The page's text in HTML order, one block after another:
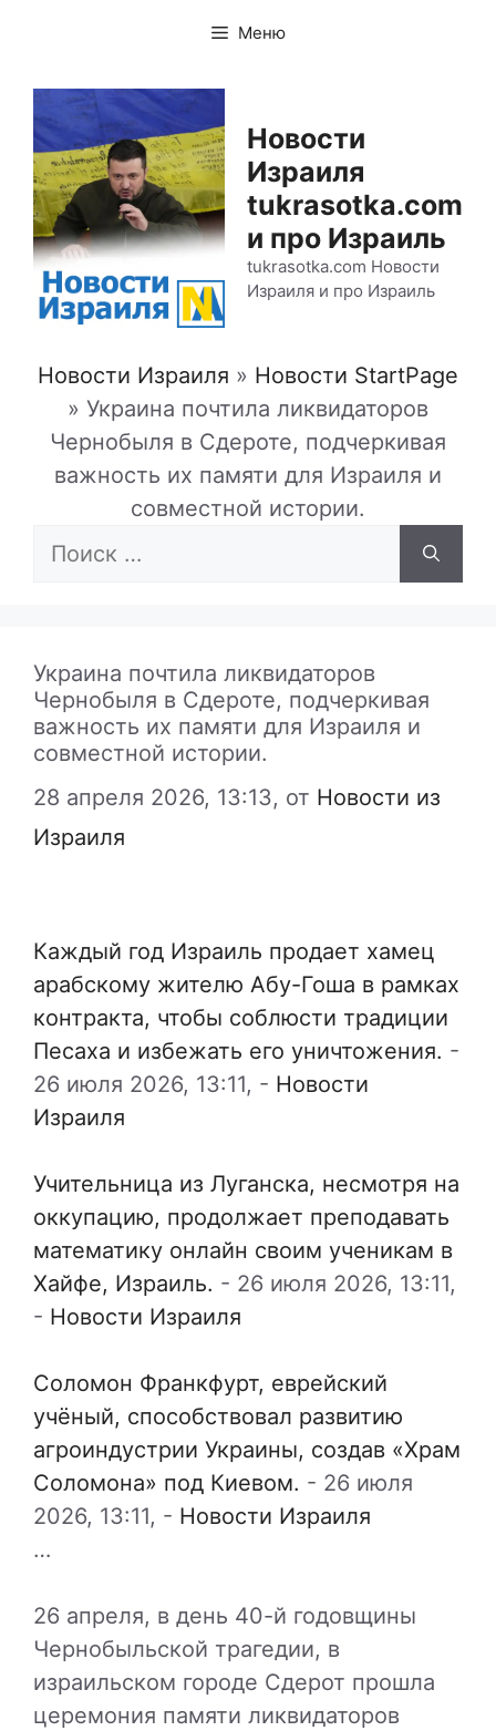
содержимому
Меню
Новости
Израиля
tukrasotka.com
и про Израиль
tukrasotka.com Новости
Израиля и про Израиль
Новости Израиля » Новости StartPage
» Украина почтила ликвидаторов
Чернобыля в Сдероте, подчеркивая
важность их памяти для Израиля и
совместной истории.
Поиск:
Украина почтила ликвидаторов
Чернобыля в Сдероте, подчеркивая
важность их памяти для Израиля и
совместной истории.
28 апреля 2026, 13:13, от Новости из
Израиля
Каждый год Израиль продает хамец
арабскому жителю Абу-Гоша в рамках
контракта, чтобы соблюсти традиции
Песаха и избежать его уничтожения. -
26 июля 2026, 13:11, - Новости
Израиля
Учительница из Луганска, несмотря на
оккупацию, продолжает преподавать
математику онлайн своим ученикам в
Хайфе, Израиль. - 26 июля 2026, 13:11,
- Новости Израиля
Соломон Франкфурт, еврейский
учёный, способствовал развитию
агроиндустрии Украины, создав «Храм
Соломона» под Киевом. - 26 июля
2026, 13:11, - Новости Израиля
…
26 апреля, в день 40-й годовщины
Чернобыльской трагедии, в
израильском городе Сдерот прошла
церемония памяти ликвидаторов